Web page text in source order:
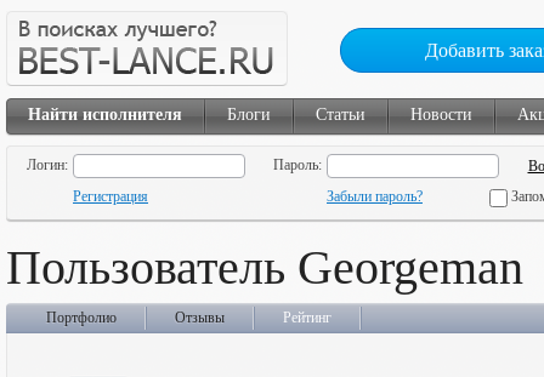
Добавить
Найти исполнителя Блоги Статьи Новости
Логин:
Пароль:
Регистрация
Забыли пароль?
Пользователь Georgeman
Портфолио Отзывы Рейтинг